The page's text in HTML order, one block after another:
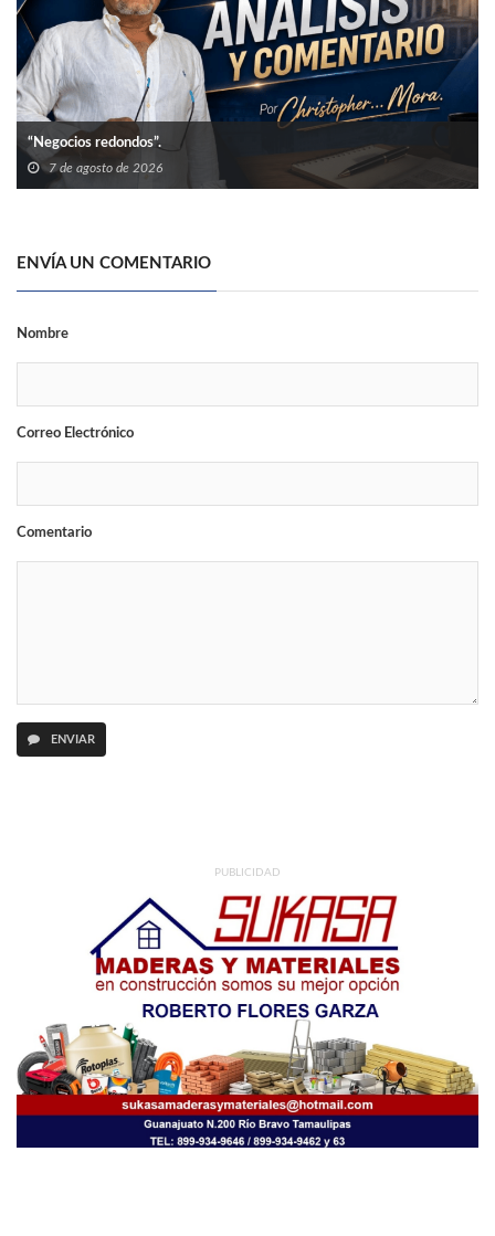
“Negocios redondos”.
7 de agosto de 2026
ENVÍA UN COMENTARIO
Nombre
Correo Electrónico
Comentario
ENVIAR
PUBLICIDAD